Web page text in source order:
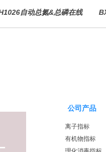
自动总氮&总磷在线
公司产品
离子指标
有机物指标